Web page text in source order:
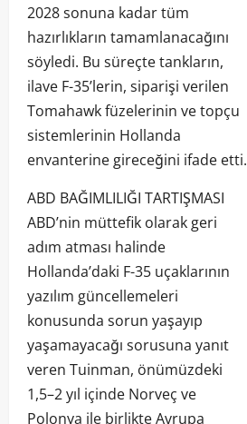
2028 sonuna kadar tüm
hazırlıkların tamamlanacağını
söyledi. Bu süreçte tankların,
ilave F-35’lerin, siparişi verilen
Tomahawk füzelerinin ve topçu
sistemlerinin Hollanda
envanterine gireceğini ifade etti.
ABD BAĞIMLILIĞI TARTIŞMASI
ABD’nin müttefik olarak geri
adım atması halinde
Hollanda’daki F-35 uçaklarının
yazılım güncellemeleri
konusunda sorun yaşayıp
yaşamayacağı sorusuna yanıt
veren Tuinman, önümüzdeki
1,5–2 yıl içinde Norveç ve
Polonya ile birlikte Avrupa